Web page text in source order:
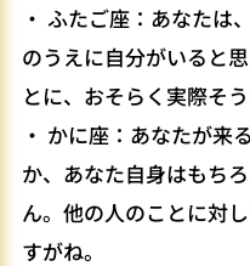
・ ふたご座：あなたは
のうえに自分がいると
とに、おそらく実際そ
・ かに座：あなたが来
か、あなた自身はもち
ん。他の人のことに対
すがね。